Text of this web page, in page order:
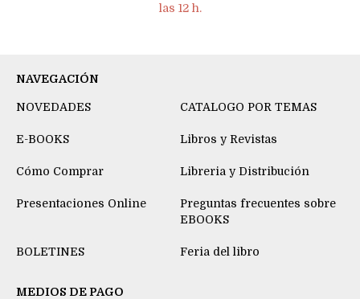
las 12 h.
NAVEGACIÓN
NOVEDADES CATALOGO POR TEMAS
E-BOOKS Libros y Revistas
Cómo Comprar Libreria y Distribución
Presentaciones Online
Preguntas frecuentes sobre
EBOOKS
BOLETINES Feria del libro
MEDIOS DE PAGO